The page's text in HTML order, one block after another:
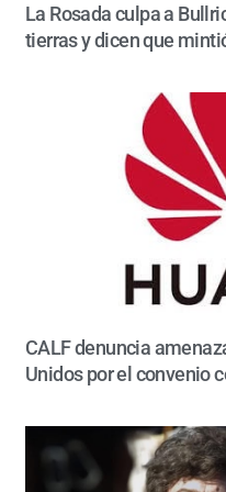
La Rosada culpa a
tierras y dicen que
CALF denuncia
Unidos por el convenio